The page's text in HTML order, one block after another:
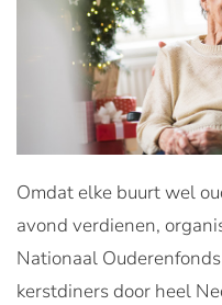
Omdat elke buurt wel
avond verdienen,
Nationaal
kerstdiners door heel